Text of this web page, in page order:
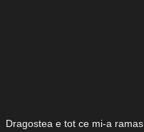
Dragostea e tot ce mi-a ramas